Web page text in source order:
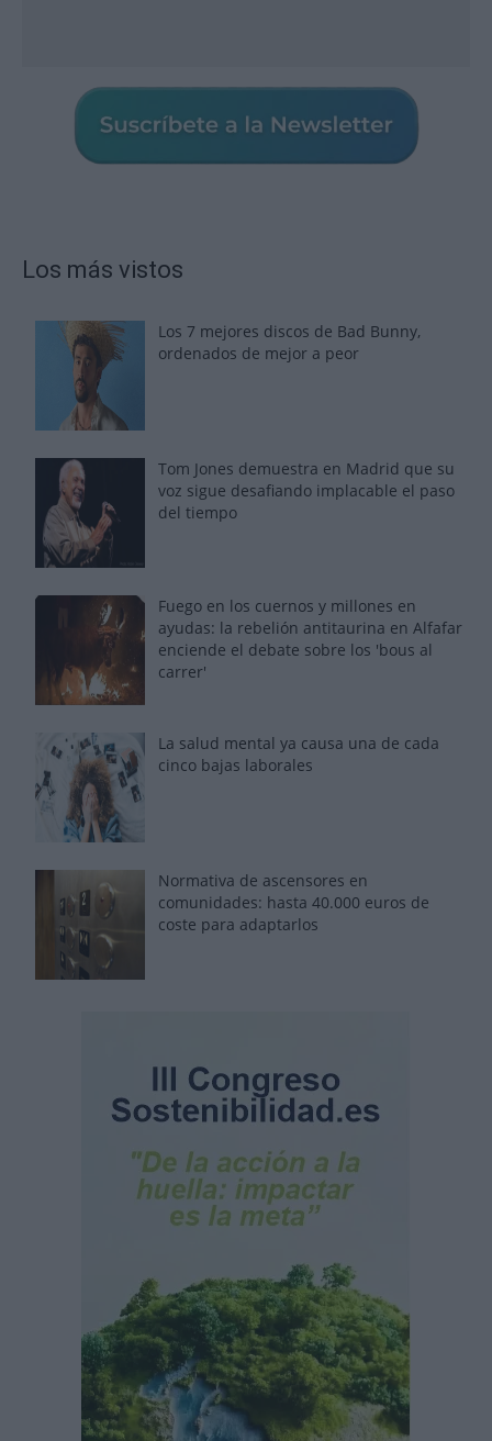
Los más vistos
Los 7 mejores discos de Bad Bunny,
ordenados de mejor a peor
Tom Jones demuestra en Madrid que su
voz sigue desafiando implacable el paso
del tiempo
Fuego en los cuernos y millones en
ayudas: la rebelión antitaurina en Alfafar
enciende el debate sobre los 'bous al
carrer'
La salud mental ya causa una de cada
cinco bajas laborales
Normativa de ascensores en
comunidades: hasta 40.000 euros de
coste para adaptarlos